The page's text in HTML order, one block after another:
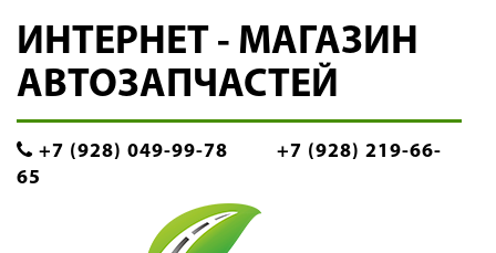
ИНТЕРНЕТ - МАГАЗИН
АВТОЗАПЧАСТЕЙ
+7 (928) 049-99-78
+7 (928) 219-66-
65